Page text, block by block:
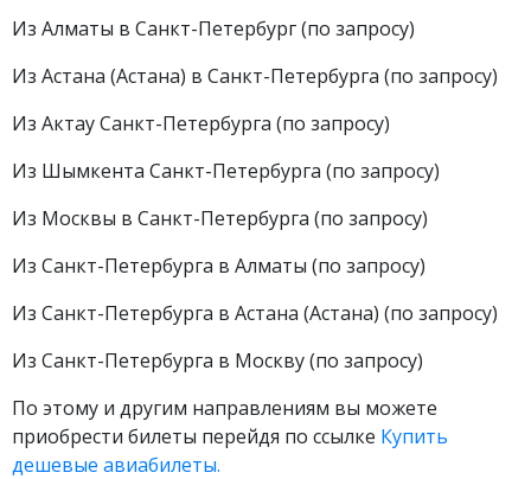
Из Алматы в Санкт-Петербург (по запросу)
Из Астана (Астана) в Санкт-Петербурга (по запросу)
Из Актау Санкт-Петербурга (по запросу)
Из Шымкента Санкт-Петербурга (по запросу)
Из Москвы в Санкт-Петербурга (по запросу)
Из Санкт-Петербурга в Алматы (по запросу)
Из Санкт-Петербурга в Астана (Астана) (по запросу)
Из Санкт-Петербурга в Москву (по запросу)
По этому и другим направлениям вы можете
приобрести билеты перейдя по ссылке Купить
дешевые авиабилеты.